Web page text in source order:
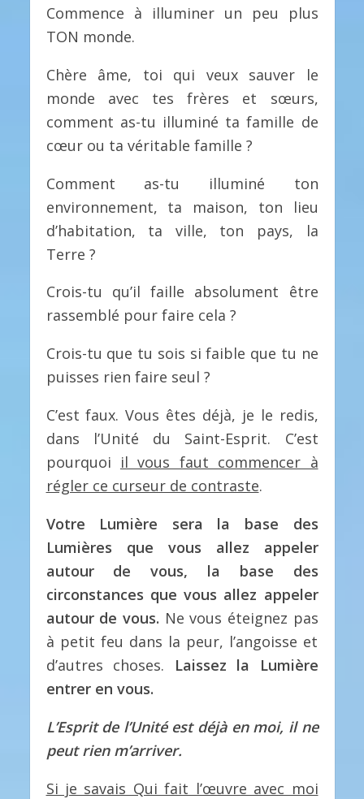
Commence à illuminer un peu plus
TON monde.
Chère âme, toi qui veux sauver le
monde avec tes frères et sœurs,
comment as-tu illuminé ta famille de
cœur ou ta véritable famille ?
Comment as-tu illuminé ton
environnement, ta maison, ton lieu
d’habitation, ta ville, ton pays, la
Terre ?
Crois-tu qu’il faille absolument être
rassemblé pour faire cela ?
Crois-tu que tu sois si faible que tu ne
puisses rien faire seul ?
C’est faux. Vous êtes déjà, je le redis,
dans l’Unité du Saint-Esprit. C’est
pourquoi il vous faut commencer à
régler ce curseur de contraste.
Votre Lumière sera la base des
Lumières que vous allez appeler
autour de vous, la base des
circonstances que vous allez appeler
autour de vous. Ne vous éteignez pas
à petit feu dans la peur, l’angoisse et
d’autres choses.
Laissez la Lumière
entrer en vous.
L’Esprit de l’Unité est déjà en moi, il ne
peut rien m’arriver.
Si je savais Qui fait l’œuvre avec moi